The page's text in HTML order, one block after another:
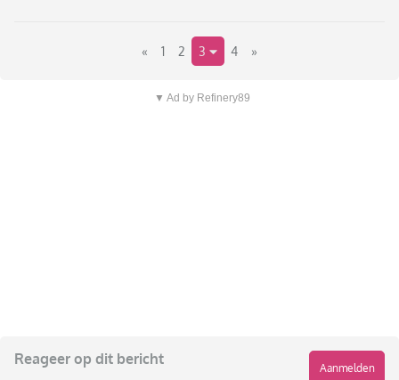
« 1 2 3 4 »
▼ Ad by Refinery89
Reageer op dit bericht
Aanmelden